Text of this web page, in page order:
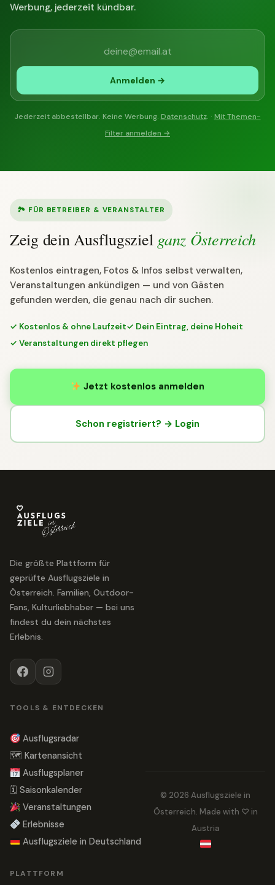
Werbung, jederzeit kündbar.
Anmelden →
Jederzeit abbestellbar. Keine Werbung. Datenschutz. · Mit Themen-
Filter anmelden →
🏞 FÜR BETREIBER & VERANSTALTER
Zeig dein Ausflugsziel ganz Österreich
Kostenlos eintragen, Fotos & Infos selbst verwalten,
Veranstaltungen ankündigen — und von Gästen
gefunden werden, die genau nach dir suchen.
✓ Kostenlos & ohne Laufzeit✓ Dein Eintrag, deine Hoheit
✓ Veranstaltungen direkt pflegen
Jetzt kostenlos anmelden
Schon registriert? → Login
Die größte Plattform für
geprüfte Ausflugsziele in
Österreich. Familien, Outdoor-
Fans, Kulturliebhaber — bei uns
findest du dein nächstes
Erlebnis.
TOOLS & ENTDECKEN
Ausflugsradar
🗺 Kartenansicht
Ausflugsplaner
🗓 Saisonkalender
Veranstaltungen
Erlebnisse
Ausflugsziele in Deutschland
PLATTFORM
© 2026 Ausflugsziele in
Österreich. Made with ♡ in
Austria